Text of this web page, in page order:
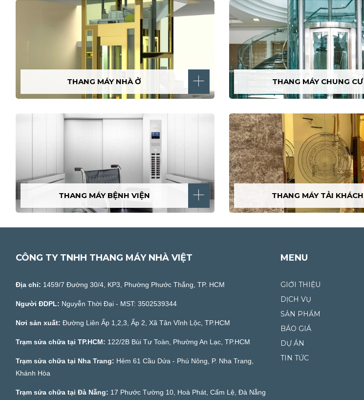
THANG MÁY NHÀ Ở THANG MÁY CHUNG CƯ
THANG MÁY BỆNH VIỆN THANG MÁY TẢI KHÁCH
CÔNG TY TNHH THANG MÁY NHÀ VIỆT
Địa chỉ: 1459/7 Đường 30/4, KP3, Phường Phước Thắng, TP. HCM
Người ĐDPL: Nguyễn Thời Đại - MST: 3502539344
Nơi sản xuất: Đường Liên Ấp 1,2,3, Ấp 2, Xã Tân Vĩnh Lộc, TP.HCM
Trạm sửa chữa tại TP.HCM: 122/2B Bùi Tư Toàn, Phường An Lạc, TP.HCM
Trạm sửa chữa tại Nha Trang: Hẻm 61 Cầu Dứa - Phú Nông, P. Nha Trang,
Khánh Hòa
Trạm sửa chữa tại Đà Nẵng: 17 Phước Tường 10, Hoà Phát, Cẩm Lệ, Đà Nẵng
MENU
GIỚI THIỆU
DỊCH VỤ
SẢN PHẨM
BÁO GIÁ
DỰ ÁN
TIN TỨC